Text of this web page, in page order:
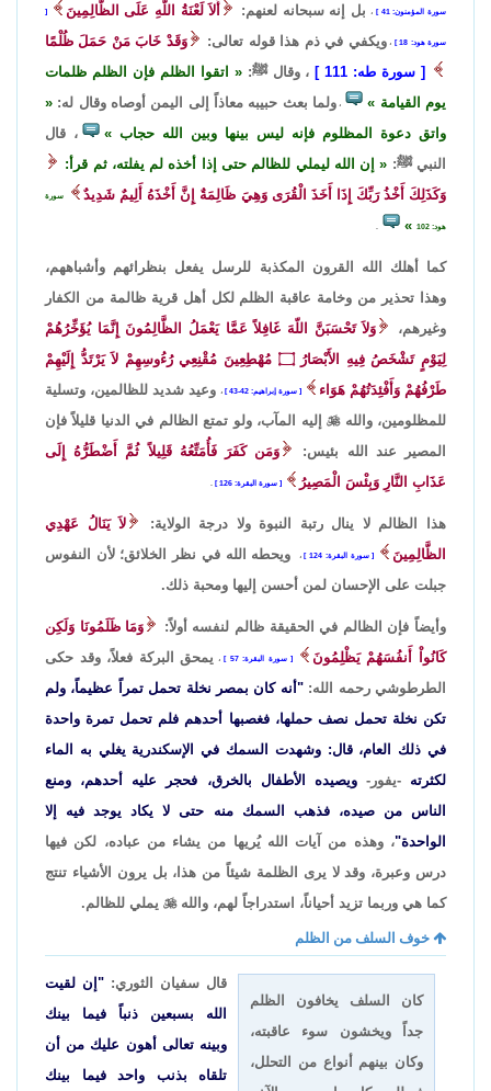
سورة المؤمنون: 41 ،بل إنه سبحانه لعنهم: أَلاَ لَعْنَةُ اللّهِ عَلَى الظَّالِمِينَ
سورة هود: 18 ،ويكفي في ذم هذا قوله تعالى:
وَقَدْ خَابَ مَنْ حَمَلَ ظُلْمًا
سورة طه: 111
، وقال ﷺ:
اتقوا الظلم فإن الظلم ظلمات
يوم القيامة
، ولما بعث حبيبه معاذاً إلى اليمن أوصاه وقال له:
واتق دعوة المظلوم فإنه ليس بينها وبين الله حجاب
، قال
النبي ﷺ:
إن الله ليملي للظالم حتى إذا أخذه لم يفلته، ثم قرأ:
وَكَذَلِكَ أَخْذُ رَبِّكَ إِذَا أَخَذَ الْقُرَى وَهِيَ ظَالِمَةٌ إِنَّ أَخْذَهُ أَلِيمٌ شَدِيدٌ
سورة
هود: 102
كما أهلك الله القرون المكذبة للرسل يفعل بنظرائهم وأشباههم،
وهذا تحذير من وخامة عاقبة الظلم لكل أهل قرية ظالمة من الكفار
وغيرهم،
وَلاَ تَحْسَبَنَّ اللّهَ غَافِلاً عَمَّا يَعْمَلُ الظَّالِمُونَ إِنَّمَا يُؤَخِّرُهُمْ
لِيَوْمٍ تَشْخَصُ فِيهِ الأَبْصَارُ ۝
مُهْطِعِينَ مُقْنِعِي رُءُوسِهِمْ لاَ يَرْتَدُّ إِلَيْهِمْ
طَرْفُهُمْ وَأَفْئِدَتُهُمْ هَوَاء
سورة إبراهيم: 42-43 ، وعيد شديد للظالمين، وتسلية
للمظلومين، واللهإليه المآب، ولو تمتع الظالم في الدنيا قليلاً فإن
المصير عند الله بئيس:
وَمَن كَفَرَ فَأُمَتِّعُهُ قَلِيلاً ثُمَّ أَضْطَرُّهُ إِلَى
عَذَابِ النَّارِ وَبِئْسَ الْمَصِيرُ
سورة البقرة: 126
هذا الظالم لا ينال رتبة النبوة ولا درجة الولاية:
لاَ يَنَالُ عَهْدِي
الظَّالِمِينَ
سورة البقرة: 124 ،
ويحطه الله في نظر الخلائق؛ لأن النفوس
جبلت على الإحسان لمن أحسن إليها ومحبة ذلك.
وأيضاً فإن الظالم في الحقيقة ظالم لنفسه أولاً:
وَمَا ظَلَمُونَا وَلَكِن
كَانُواْ أَنفُسَهُمْ يَظْلِمُونَ
سورة البقرة: 57 ،
يمحق البركة فعلاً، وقد حكى
الطرطوشي رحمه الله:"أنه كان بمصر نخلة تحمل تمراً عظيماً، ولم
تكن نخلة تحمل نصف حملها، فغصبها أحدهم فلم تحمل تمرة واحدة
في ذلك العام، قال: وشهدت السمك في الإسكندرية يغلي به الماء
لكثرته-يفور-ويصيده الأطفال بالخرق، فحجر عليه أحدهم، ومنع
الناس من صيده، فذهب السمك منه حتى لا يكاد يوجد فيه إلا
الواحدة"، وهذه من آيات الله يُريها من يشاء من عباده، لكن فيها
درس وعبرة، وقد لا يرى الظلمة شيئاً من هذا، بل يرون الأشياء تنتج
كما هي وربما تزيد أحياناً، استدراجاً لهم، والله يملي للظالم.
خوف السلف من الظلم
كان السلف يخافون الظلم
جداً ويخشون سوء عاقبته،
وكان بينهم أنواع من التحلل،
قال سفيان الثوري: "إن لقيت
الله بسبعين ذنباً فيما بينك
وبينه تعالى أهون عليك من أن
تلقاه بذنب واحد فيما بينك